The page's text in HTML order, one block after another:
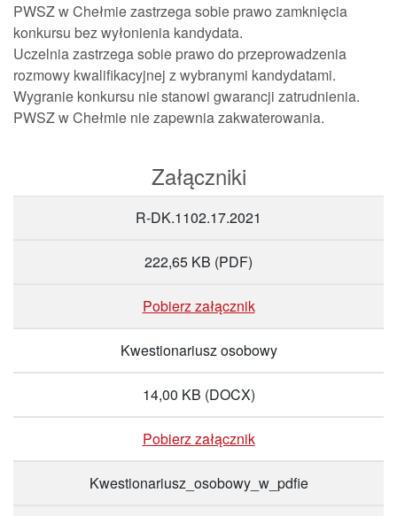
PWSZ w Chełmie zastrzega sobie prawo zamknięcia
konkursu bez wyłonienia kandydata.
Uczelnia zastrzega sobie prawo do przeprowadzenia
rozmowy kwalifikacyjnej z wybranymi kandydatami.
Wygranie konkursu nie stanowi gwarancji zatrudnienia.
PWSZ w Chełmie nie zapewnia zakwaterowania.
Załączniki
R-DK.1102.17.2021
222,65 KB (PDF)
Pobierz załącznik
Kwestionariusz osobowy
14,00 KB (DOCX)
Pobierz załącznik
Kwestionariusz_osobowy_w_pdfie